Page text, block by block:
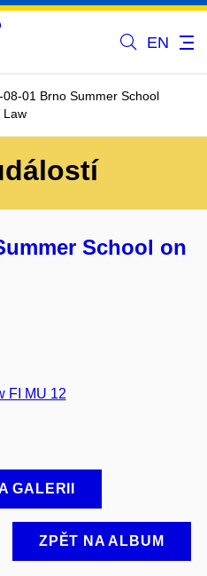
EN
08-01 Brno Summer School
Law
School on
GALERII
ZPĚT NA ALBUM